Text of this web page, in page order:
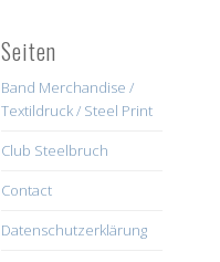
Seiten
Band Merchandise /
Textildruck / Steel Print
Club Steelbruch
Contact
Datenschutzerklärung